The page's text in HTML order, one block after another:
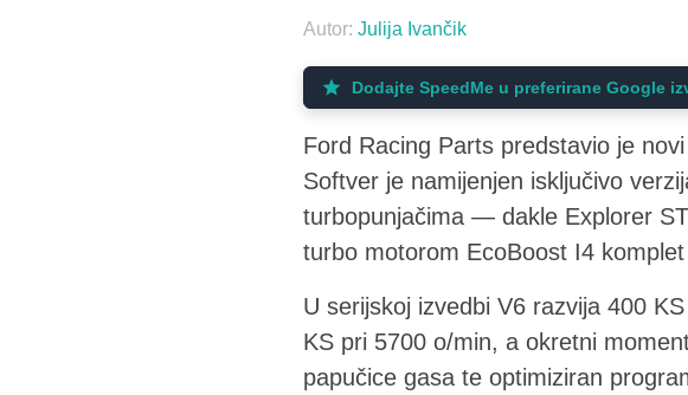
Autor: Julija Ivančik
Dodajte SpeedMe u preferirane Google
Ford Racing Parts predstavio je
Softver je namijenjen isključivo
turbopunjačima — dakle Explorer
turbo motorom EcoBoost I4
U serijskoj izvedbi V6 razvija 400
KS pri 5700 o/min, a okretni
papučice gasa te optimiziran